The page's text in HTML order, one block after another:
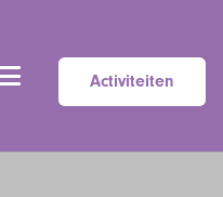
Activiteiten